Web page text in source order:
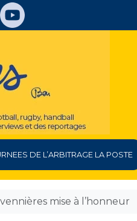
DE L’ARBITRAGE LA POSTE
mise à l’honneur